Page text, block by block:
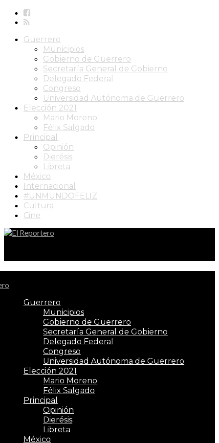
Guerrero
Municipios
Gobierno de Guerrero
Secretaría General de Gobierno
Delegado Federal
Congreso
Universidad Autónoma de Guerrero
Elección 2021
Mario Moreno
Félix Salgado
Principal
Opinión
Dierésis
Libreta
México
Internacional
#UNMUNDOFELIZ
Cultura
Cine
Guerrero
Municipios
Gobierno de Guerrero
Secretaría General de Gobierno
Delegado Federal
Congreso
Universidad Autónoma de Guerrero
Elección 2021
Mario Moreno
Félix Salgado
Principal
Opinión
Dierésis
Libreta
México